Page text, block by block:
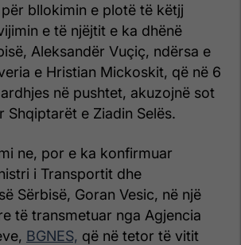
bllokimin e plotë të këtjj
e të njëjtit e ka dhënë
Aleksandër Vuçiç, ndërsa e
e Hristian Mickoskit, që në 6
në pushtet, akuzojnë sot
Shqiptarët e Ziadin Selës.
ne, por e ka konfirmuar
i Transportit dhe
Sërbisë, Goran Vesic, në një
të transmetuar nga Agjencia
BGNES, që në tetor të vitit